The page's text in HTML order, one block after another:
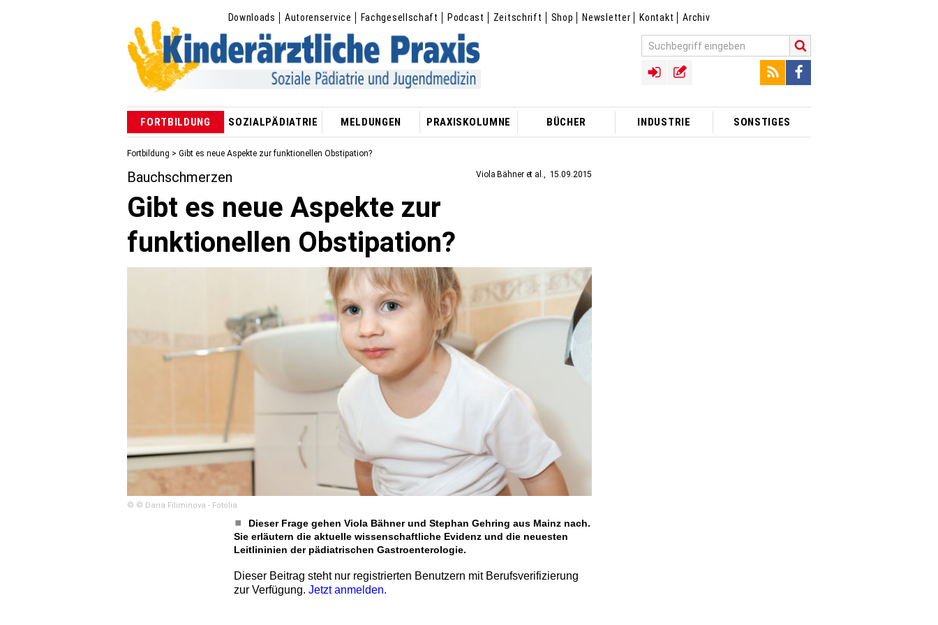
Downloads Autorenservice Fachgesellschaft Podcast Zeitschrift Shop Newsletter Kontakt Archiv
FORTBILDUNG SOZIALPÄDIATRIE MELDUNGEN PRAXISKOLUMNE BÜCHER INDUSTRIE SONSTIGES
Fortbildung > Gibt es neue Aspekte zur funktionellen Obstipation?
Viola Bähner et al. 15.09.2015
Bauchschmerzen
Gibt es neue Aspekte zur
funktionellen Obstipation?
© © Daria Filiminova - Fotolia
Dieser Frage gehen Viola Bähner und Stephan Gehring aus Mainz nach.
Sie erläutern die aktuelle wissenschaftliche Evidenz und die neuesten
Leitlininien der pädiatrischen Gastroenterologie.
Dieser Beitrag steht nur registrierten Benutzern mit Berufsverifizierung
zur Verfügung.Jetzt anmelden.